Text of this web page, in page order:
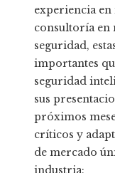
experiencia
consultoría en
seguridad,
importantes
seguridad
sus
próximos
críticos y
de mercado
industria: